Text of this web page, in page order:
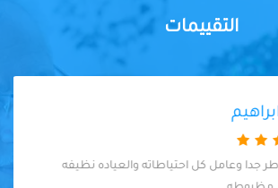
التقييمات
وعامل كل احتياطاته والعياده نظيفه